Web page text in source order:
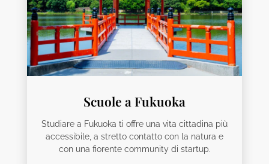
Scuole a Fukuoka
Studiare a Fukuoka ti offre una vita cittadina più
accessibile, a stretto contatto con la natura e
con una fiorente community di startup.